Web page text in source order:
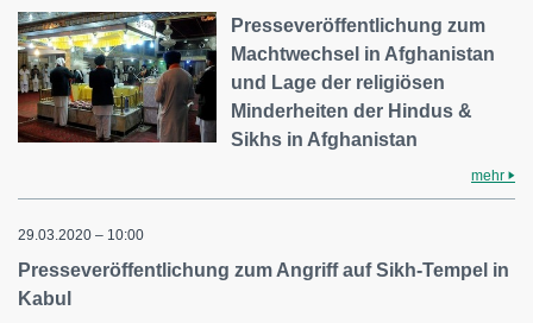
Presseveröffentlichung zum
Machtwechsel in Afghanistan
und Lage der religiösen
Minderheiten der Hindus &
Sikhs in Afghanistan
mehr
29.03.2020 – 10:00
Presseveröffentlichung zum Angriff auf Sikh-Tempel in
Kabul